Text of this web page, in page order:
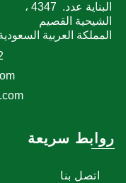
البناية عدد. 4347 ،
الشيحية القصيم
المملكة العربية
روابط سريعة
اتصل بنا